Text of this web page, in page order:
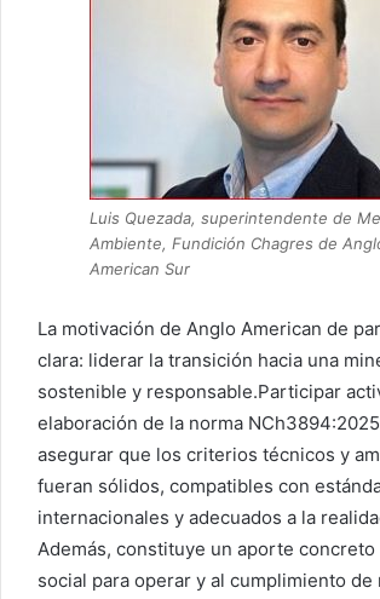
Luis Quezada, superintendente de
Ambiente, Fundición Chagres de
American Sur
La motivación de Anglo American de
clara: liderar la transición hacia una
sostenible y responsable.Participar
elaboración de la norma
asegurar que los criterios técnicos y
fueran sólidos, compatibles con
internacionales y adecuados a la
Además, constituye un aporte concreto
social para operar y al cumplimiento de